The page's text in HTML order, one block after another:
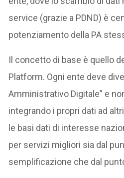
service (grazie a PDND) è
potenziamento della PA
Il concetto di base è quello
Platform. Ogni ente deve
Amministrativo Digitale” e
integrando i propri dati ad
le basi dati di interesse
per servizi migliori sia dal
semplificazione che dal